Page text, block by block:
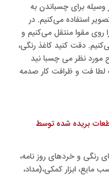
برای چسباندن به
استفاده می‌کنیم. در
روی مقوا منتقل می‌کنیم و
دقت کنید کاغذ رنگی،
مورد نظر می چسبا نید
فت و ظرافت کار صدمه
قطعات بریده شده توسط
رنگی و خردهای روز نامه،
مایع، ابزار کمکی،(مداد،